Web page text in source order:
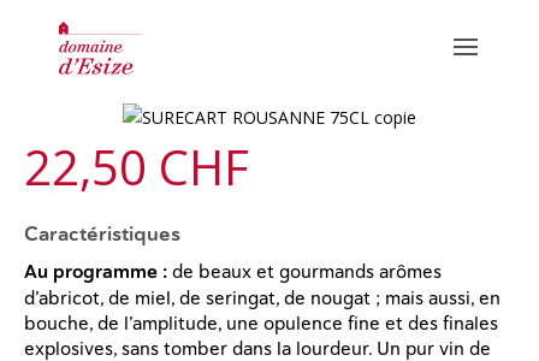
CUVÉES ROUGES
CUVÉES BLANCHES
HUILES
N
o
w
22,50 CHF
Caractéristiques
Au programme : de beaux et gourmands arômes
d’abricot, de miel, de seringat, de nougat ; mais aussi, en
bouche, de l’amplitude, une opulence fine et des finales
explosives, sans tomber dans la lourdeur. Un pur vin de